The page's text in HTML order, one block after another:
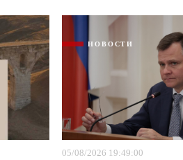
НОВОСТИ
05/08/2026 19:49:00
конфиденциальности и защиты
конфиденциальности и защиты